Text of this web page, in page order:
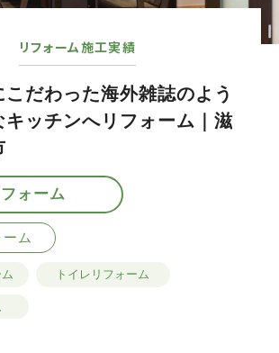
リフォーム施工実績
だわった海外雑誌のよう
キッチンへリフォーム｜滋
ォーム
ム
トイレリフォーム